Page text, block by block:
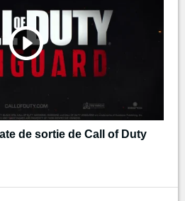
de sortie de Call of Duty